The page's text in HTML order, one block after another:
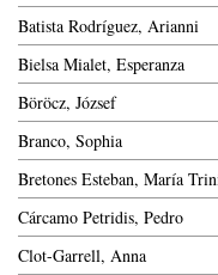
Batista Rodríguez, Arianni
Bielsa Mialet, Esperanza
Böröcz, József
Branco, Sophia
Bretones Esteban, María
Cárcamo Petridis, Pedro
Clot-Garrell, Anna